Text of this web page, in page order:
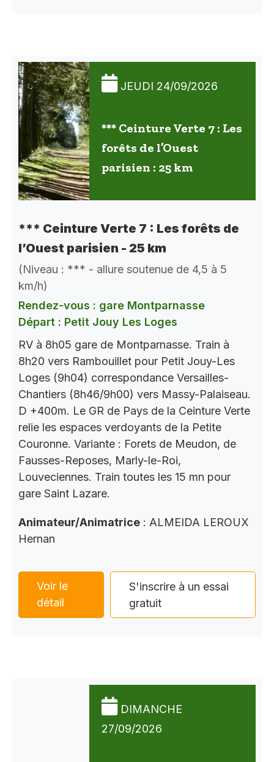
JEUDI 24/09/2026
*** Ceinture Verte 7 : Les
forêts de l’Ouest
parisien : 25 km
*** Ceinture Verte 7 : Les forêts de
l’Ouest parisien - 25 km
(Niveau : *** - allure soutenue de 4,5 à 5
km/h)
Rendez-vous : gare Montparnasse
Départ : Petit Jouy Les Loges
RV à 8h05 gare de Montparnasse. Train à
8h20 vers Rambouillet pour Petit Jouy-Les
Loges (9h04) correspondance Versailles-
Chantiers (8h46/9h00) vers Massy-Palaiseau.
D +400m. Le GR de Pays de la Ceinture Verte
relie les espaces verdoyants de la Petite
Couronne. Variante : Forets de Meudon, de
Fausses-Reposes, Marly-le-Roi,
Louveciennes. Train toutes les 15 mn pour
gare Saint Lazare.
Animateur/Animatrice : ALMEIDA LEROUX
Hernan
Voir le
détail
S'inscrire à un essai
gratuit
DIMANCHE
27/09/2026